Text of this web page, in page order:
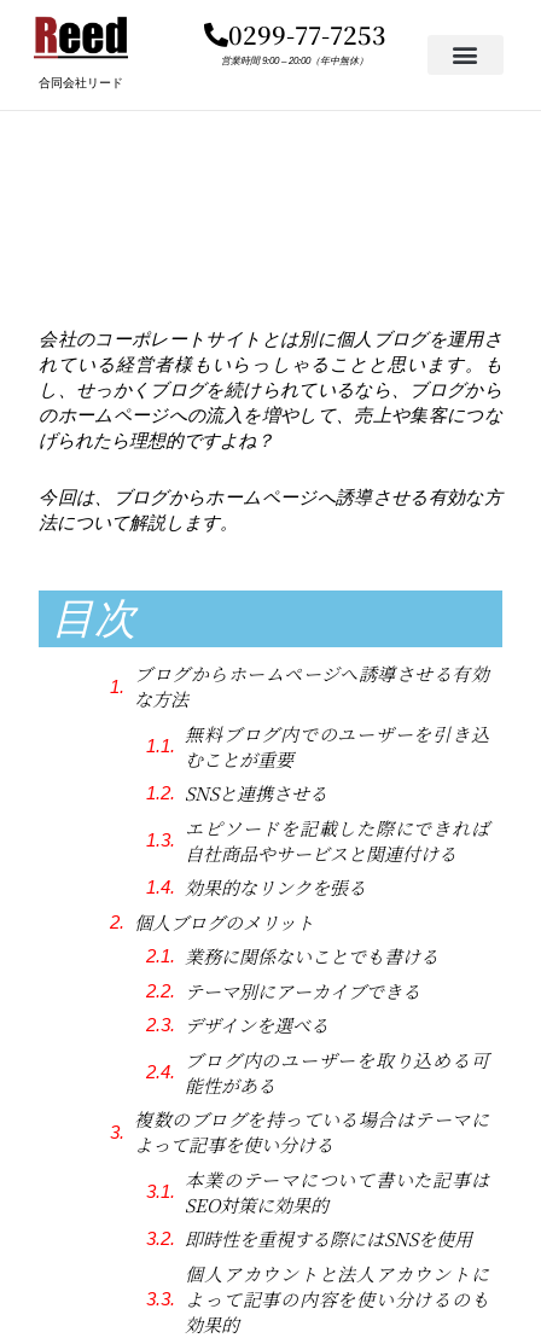
キ
合同会社リード
0299-77-7253
営業時間 9:00 – 20:00（年中無休）
会社のコーポレートサイトとは別に個人ブログを運用さ
れている経営者様もいらっしゃることと思います。も
し、せっかくブログを続けられているなら、ブログから
のホームページへの流入を増やして、売上や集客につな
げられたら理想的ですよね？
今回は、ブログからホームページへ誘導させる有効な方
法について解説します。
目次
ブログからホームページへ誘導させる有効
な方法
無料ブログ内でのユーザーを引き込
むことが重要
SNSと連携させる
エピソードを記載した際にできれば
自社商品やサービスと関連付ける
効果的なリンクを張る
個人ブログのメリット
業務に関係ないことでも書ける
テーマ別にアーカイブできる
デザインを選べる
ブログ内のユーザーを取り込める可
能性がある
複数のブログを持っている場合はテーマに
よって記事を使い分ける
本業のテーマについて書いた記事は
SEO対策に効果的
即時性を重視する際にはSNSを使用
個人アカウントと法人アカウントに
よって記事の内容を使い分けるのも
効果的